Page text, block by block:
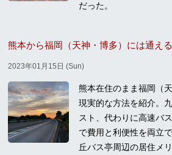
だった。
熊本から福岡（天神・博多）には通える
2023年01月15日 (Sun)
熊本在住のまま福岡（
現実的な方法を紹介。
スト、代わりに高速バ
で費用と利便性を両立
丘バス亭周辺の居住メ